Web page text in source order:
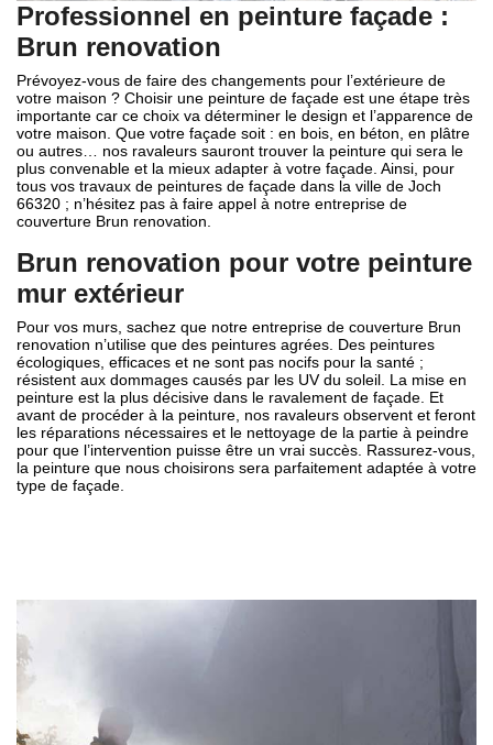
Professionnel en peinture façade :
Brun renovation
Prévoyez-vous de faire des changements pour l’extérieure de
votre maison ? Choisir une peinture de façade est une étape très
importante car ce choix va déterminer le design et l’apparence de
votre maison. Que votre façade soit : en bois, en béton, en plâtre
ou autres… nos ravaleurs sauront trouver la peinture qui sera le
plus convenable et la mieux adapter à votre façade. Ainsi, pour
tous vos travaux de peintures de façade dans la ville de Joch
66320 ; n’hésitez pas à faire appel à notre entreprise de
couverture Brun renovation.
Brun renovation pour votre peinture
mur extérieur
Pour vos murs, sachez que notre entreprise de couverture Brun
renovation n’utilise que des peintures agrées. Des peintures
écologiques, efficaces et ne sont pas nocifs pour la santé ;
résistent aux dommages causés par les UV du soleil. La mise en
peinture est la plus décisive dans le ravalement de façade. Et
avant de procéder à la peinture, nos ravaleurs observent et feront
les réparations nécessaires et le nettoyage de la partie à peindre
pour que l’intervention puisse être un vrai succès. Rassurez-vous,
la peinture que nous choisirons sera parfaitement adaptée à votre
type de façade.